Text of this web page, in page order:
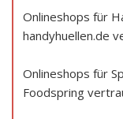
Onlineshops für
handyhuellen.de
Onlineshops für
Foodspring